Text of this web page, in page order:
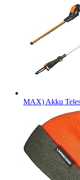
MAX) Akku